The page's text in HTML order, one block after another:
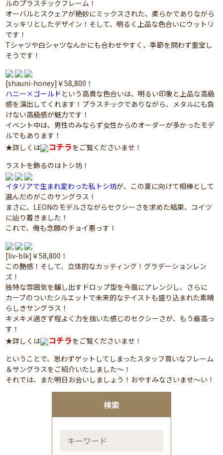
検索
ルのプラスチックフレーム！
オーバルとスクェアが絶妙にミックスされた、柔らかでありながら
スッキリとしたデザイン！そして、明るく上品な色合いにウットリ
です！
Tシャツや白シャツなんかにも合わせやすく、季節を問わず重宝し
そうです！
[shauni-honey]￥58,800！
ハニー×ゴールドという高貴な色合いは、明るい印象と上品な高級
感を演出してくれます！プラスチックでありながら、メタルにも負
けない高級感が魅力です！
イベント中は、男性のみならず女性からのオーダーが多かったモデ
ルでもあります！
★詳しくは
コチラをご覧くださいませ！
ラストを飾るのはトシ坊！
イタリアで生まれ変わった私トシ坊が、この夏に向けて相棒として
選んだのがこのサングラス！
まさに、LEONのモデルさながらセクシーさを求めた結果、コイツ
に辿り着きました！
これで、俺も念願のチョイ悪っす！
[liv-blk]￥58,800！
この艶感！そして、立体的なカッティング！グラデーションレン
ズ！
独特な雰囲気を醸し出すドロップ型を今風にアレンジし、さらに
カーブのついたシルエットで未来的なテイストも盛り込まれた素晴
らしきサングラス！
キメキメ過ぎず程よく力を抜いた感じのセクシーさが、もう最高っ
す！
★詳しくは
コチラをご覧くださいませ！
ということで、思わずゲットしてしまったスタッフ買いなフレーム
＆サングラスをご紹介いたしました～！
それでは、また明日お会いしましょう！おやすみなさいませ～い！